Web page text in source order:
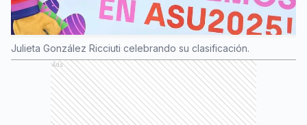
Julieta González Ricciuti celebrando su clasificación.
Ads